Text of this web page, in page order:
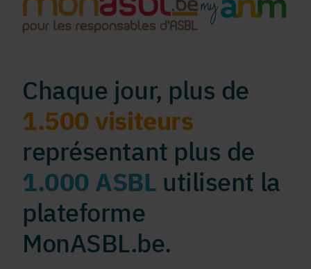
Chaque jour, plus de
1.500 visiteurs
représentant plus de
1.000 ASBL utilisent la
plateforme
MonASBL.be.